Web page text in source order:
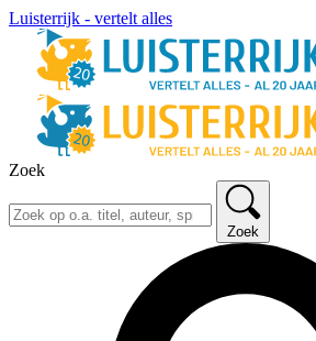
Luisterrijk - vertelt alles
Zoek
Zoek